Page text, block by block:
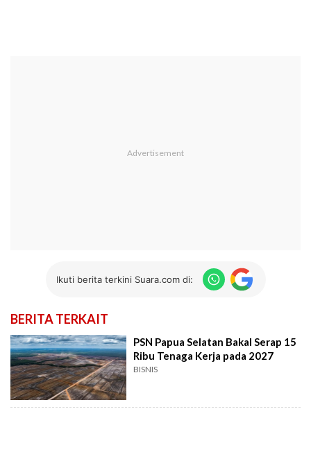
Ikuti berita terkini Suara.com di:
BERITA TERKAIT
PSN Papua Selatan Bakal Serap 15
Ribu Tenaga Kerja pada 2027
BISNIS